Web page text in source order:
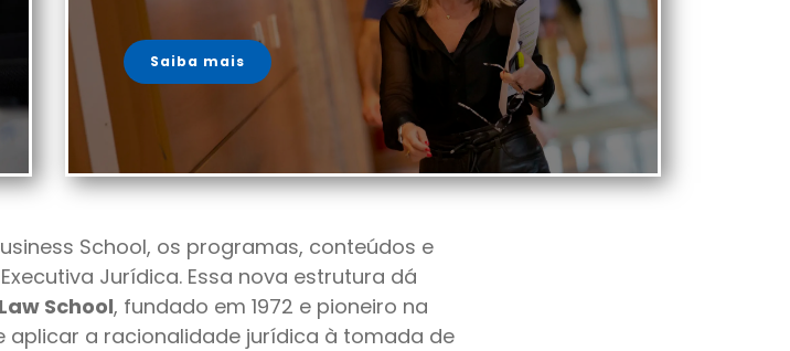
Saiba mais
School, os programas, conteúdos e
Jurídica. Essa nova estrutura dá
School, fundado em 1972 e pioneiro na
a racionalidade jurídica à tomada de